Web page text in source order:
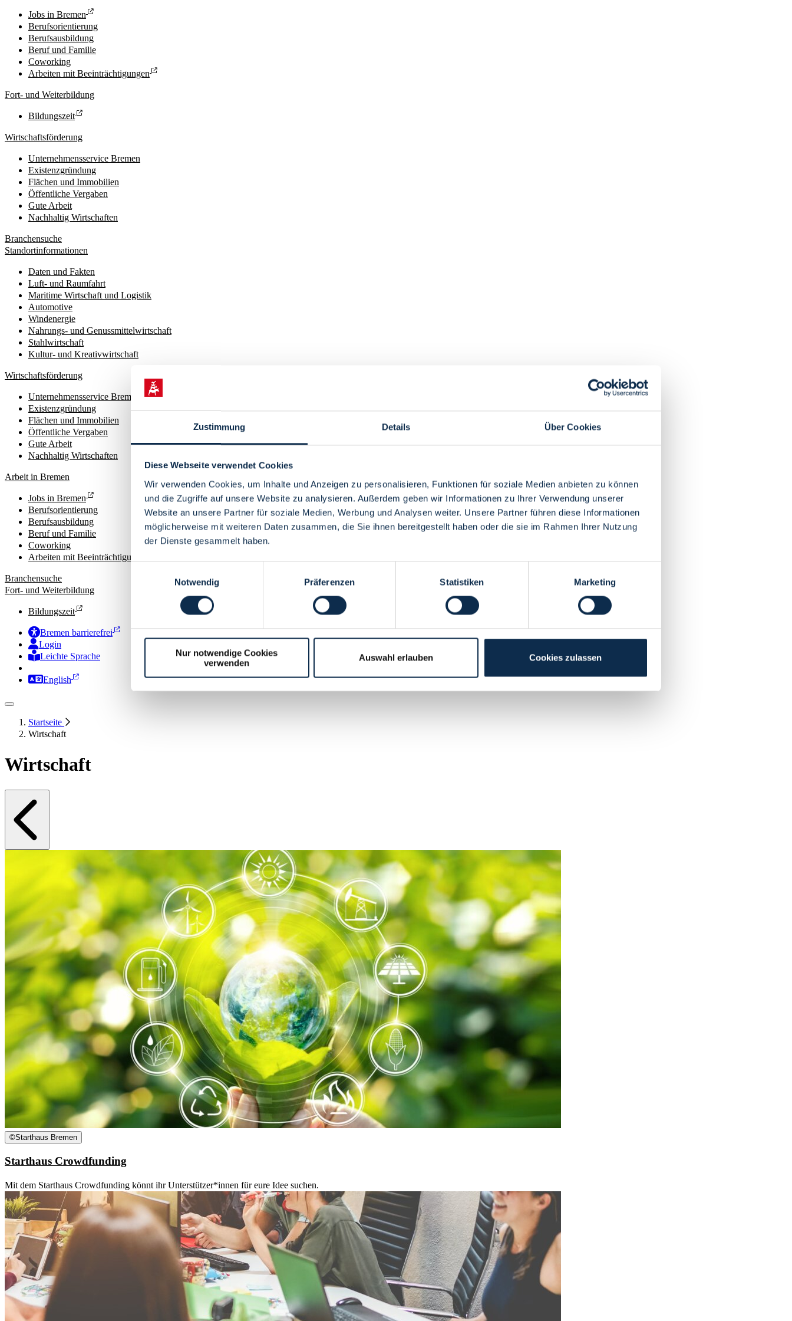
Zustimmung Details Über Cookies
Diese Webseite verwendet Cookies
Wir verwenden Cookies, um Inhalte und Anzeigen zu personalisieren, Funktionen für soziale Medien anbieten zu können
und die Zugriffe auf unsere Website zu analysieren. Außerdem geben wir Informationen zu Ihrer Verwendung unserer
Website an unsere Partner für soziale Medien, Werbung und Analysen weiter. Unsere Partner führen diese Informationen
möglicherweise mit weiteren Daten zusammen, die Sie ihnen bereitgestellt haben oder die sie im Rahmen Ihrer Nutzung
der Dienste gesammelt haben.
Notwendig
Präferenzen Statistiken Marketing
Nur notwendige Cookies
verwenden
Auswahl erlauben Cookies zulassen
Jobs in Bremen
Berufsorientierung
Berufsausbildung
Beruf und Familie
Coworking
Arbeiten mit Beeinträchtigungen
Fort- und Weiterbildung
Bildungszeit
Wirtschaftsförderung
Unternehmensservice Bremen
Existenzgründung
Flächen und Immobilien
Öffentliche Vergaben
Gute Arbeit
Nachhaltig Wirtschaften
Branchensuche
Standortinformationen
Daten und Fakten
Luft- und Raumfahrt
Maritime Wirtschaft und Logistik
Automotive
Windenergie
Nahrungs- und Genussmittelwirtschaft
Stahlwirtschaft
Kultur- und Kreativwirtschaft
Wirtschaftsförderung
Unternehmensservice Bremen
Existenzgründung
Flächen und Immobilien
Öffentliche Vergaben
Gute Arbeit
Nachhaltig Wirtschaften
Arbeit in Bremen
Jobs in Bremen
Berufsorientierung
Berufsausbildung
Beruf und Familie
Coworking
Arbeiten mit Beeinträchtigungen
Branchensuche
Fort- und Weiterbildung
Bildungszeit
Bremen barrierefrei
Login
Leichte Sprache
English
Startseite
Wirtschaft
Wirtschaft
©Starthaus Bremen
Starthaus Crowdfunding
Mit dem Starthaus Crowdfunding könnt ihr Unterstützer*innen für eure Idee suchen.